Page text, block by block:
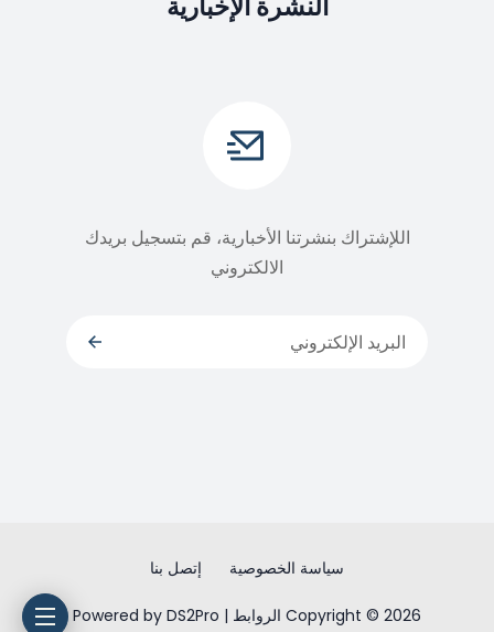
اللإشتراك بنشرتنا الأخبارية، قم بتسجيل بريدك
الالكتروني
سياسة الخصوصية إتصل بنا
Copyright © 2026 الروابط | Powered by DS2Pro